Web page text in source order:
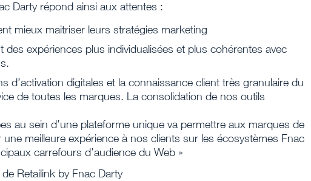
Darty répond ainsi aux attentes :
mieux maitriser leurs stratégies marketing
des expériences plus individualisées et plus cohérentes avec
d’activation digitales et la connaissance client très granulaire du
de toutes les marques. La consolidation de nos outils
au sein d’une plateforme unique va permettre aux marques de
meilleure expérience à nos clients sur les écosystèmes Fnac
carrefours d’audience du Web »
Retailink by Fnac Darty